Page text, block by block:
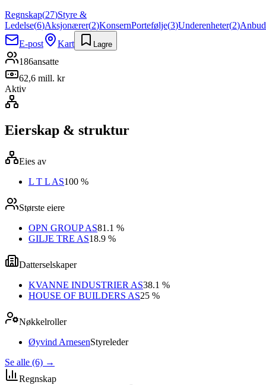
Regnskap(27)Styre &
Ledelse(6)Aksjonærer(2)KonsernPortefølje(3)Underenheter(2)Anbud
E-post
Kart Lagre
186ansatte
62,6 mill. kr
Aktiv
Eierskap & struktur
Eies av
L T L AS100 %
Største eiere
OPN GROUP AS81.1 %
GILJE TRE AS18.9 %
Datterselskaper
KVANNE INDUSTRIER AS38.1 %
HOUSE OF BUILDERS AS25 %
Nøkkelroller
Øyvind ArnesenStyreleder
Se alle (6) →
Regnskap